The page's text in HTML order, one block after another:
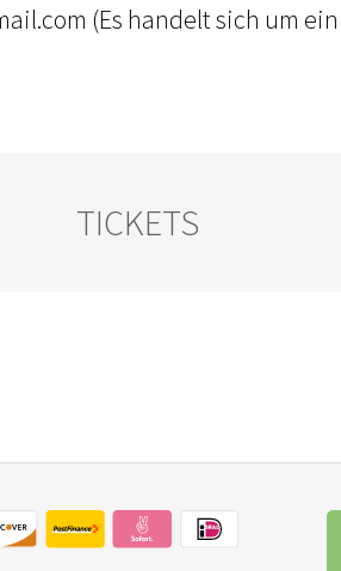
(Es handelt sich um ein
TICKETS